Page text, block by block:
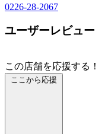
0226-28-2067
ユーザーレビュー
この店舗を応援する！
ここから応援